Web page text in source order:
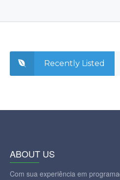
Recently Listed
ABOUT US
Com sua experiência em